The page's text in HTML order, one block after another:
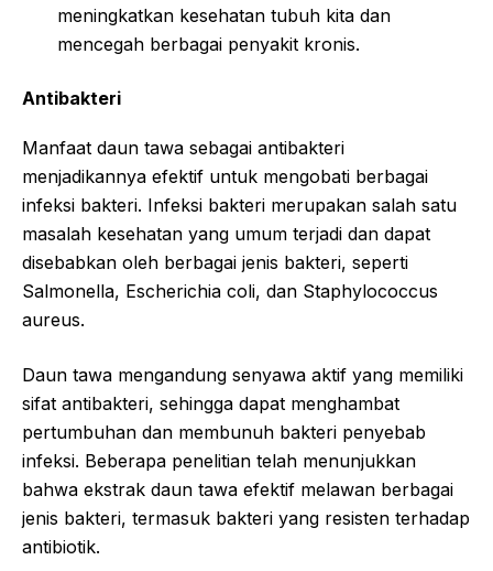
meningkatkan kesehatan tubuh kita dan
mencegah berbagai penyakit kronis.
Antibakteri
Manfaat daun tawa sebagai antibakteri
menjadikannya efektif untuk mengobati berbagai
infeksi bakteri. Infeksi bakteri merupakan salah satu
masalah kesehatan yang umum terjadi dan dapat
disebabkan oleh berbagai jenis bakteri, seperti
Salmonella, Escherichia coli, dan Staphylococcus
aureus.
Daun tawa mengandung senyawa aktif yang memiliki
sifat antibakteri, sehingga dapat menghambat
pertumbuhan dan membunuh bakteri penyebab
infeksi. Beberapa penelitian telah menunjukkan
bahwa ekstrak daun tawa efektif melawan berbagai
jenis bakteri, termasuk bakteri yang resisten terhadap
antibiotik.